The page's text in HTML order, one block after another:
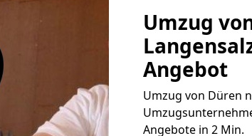
Umzug
Angebot
Umzug von Düren
Angebote in 2 Min.